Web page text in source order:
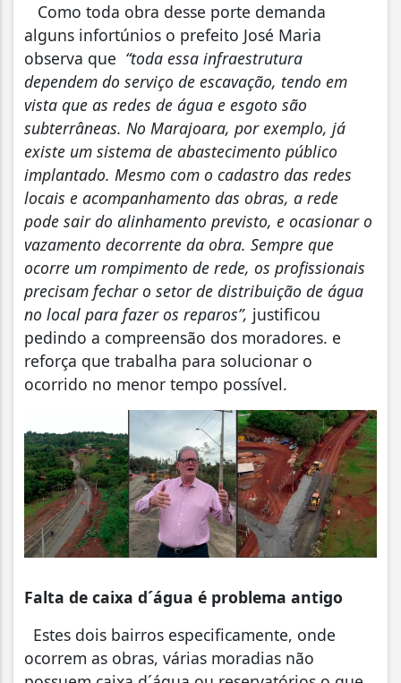
Como toda obra desse porte demanda
alguns infortúnios o prefeito José Maria
observa que “toda essa infraestrutura
dependem do serviço de escavação, tendo em
vista que as redes de água e esgoto são
subterrâneas. No Marajoara, por exemplo, já
existe um sistema de abastecimento público
implantado. Mesmo com o cadastro das redes
locais e acompanhamento das obras, a rede
pode sair do alinhamento previsto, e ocasionar o
vazamento decorrente da obra. Sempre que
ocorre um rompimento de rede, os profissionais
precisam fechar o setor de distribuição de água
no local para fazer os reparos”, justificou
pedindo a compreensão dos moradores. e
reforça que trabalha para solucionar o
ocorrido no menor tempo possível.
Falta de caixa d´água é problema antigo
Estes dois bairros especificamente, onde
ocorrem as obras, várias moradias não